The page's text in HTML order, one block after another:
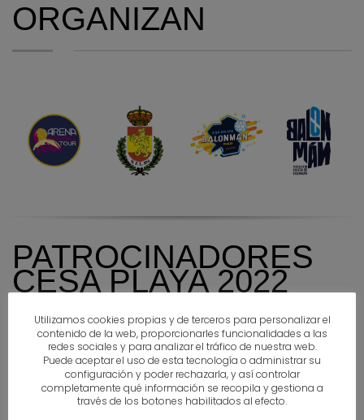
ORGANIZAN
PATROCINADORES
CESA PLAYA 2022
Utilizamos cookies propias y de terceros para personalizar el
contenido de la web, proporcionarles funcionalidades a las
redes sociales y para analizar el tráfico de nuestra web.
Puede aceptar el uso de esta tecnología o administrar su
configuración y poder rechazarla, y así controlar
completamente qué información se recopila y gestiona a
través de los botones habilitados al efecto.